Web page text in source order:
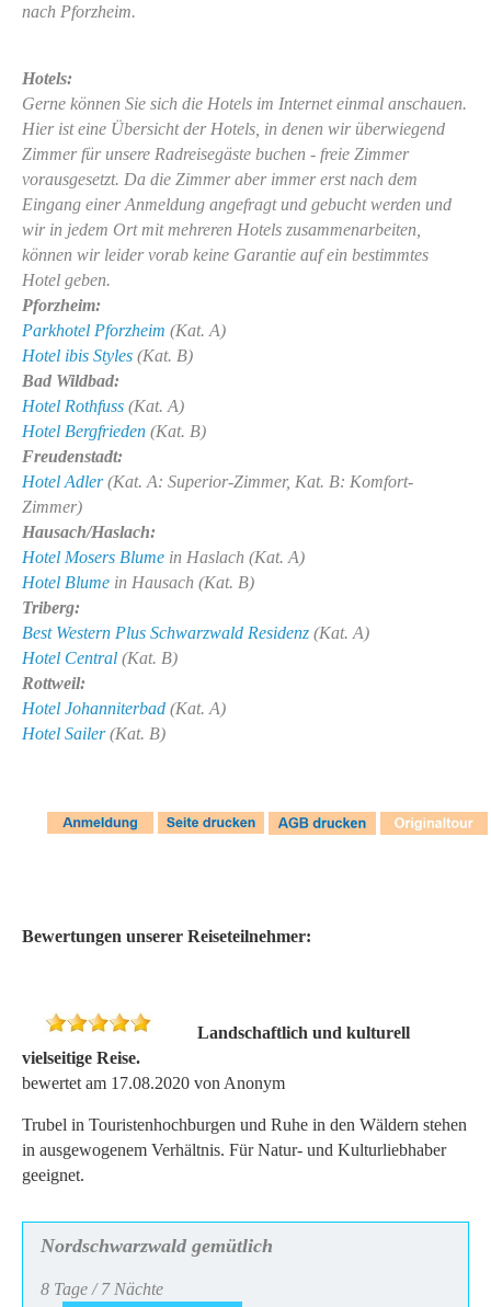
nach Pforzheim.
Hotels:
Gerne können Sie sich die Hotels im Internet einmal anschauen.
Hier ist eine Übersicht der Hotels, in denen wir überwiegend
Zimmer für unsere Radreisegäste buchen - freie Zimmer
vorausgesetzt. Da die Zimmer aber immer erst nach dem
Eingang einer Anmeldung angefragt und gebucht werden und
wir in jedem Ort mit mehreren Hotels zusammenarbeiten,
können wir leider vorab keine Garantie auf ein bestimmtes
Hotel geben.
Pforzheim:
Parkhotel Pforzheim (Kat. A)
Hotel ibis Styles (Kat. B)
Bad Wildbad:
Hotel Rothfuss (Kat. A)
Hotel Bergfrieden (Kat. B)
Freudenstadt:
Hotel Adler(Kat. A: Superior-Zimmer, Kat. B: Komfort-
Zimmer)
Hausach/Haslach:
Hotel Mosers Blume in Haslach (Kat. A)
Hotel Blume in Hausach (Kat. B)
Triberg:
Best Western Plus Schwarzwald Residenz (Kat. A)
Hotel Central (Kat. B)
Rottweil:
Hotel Johanniterbad (Kat. A)
Hotel Sailer(Kat. B)
Bewertungen unserer Reiseteilnehmer:
Landschaftlich und kulturell
vielseitige Reise.
bewertet am 17.08.2020 von Anonym
Trubel in Touristenhochburgen und Ruhe in den Wäldern stehen
in ausgewogenem Verhältnis. Für Natur- und Kulturliebhaber
geeignet.
Nordschwarzwald gemütlich
8 Tage / 7 Nächte